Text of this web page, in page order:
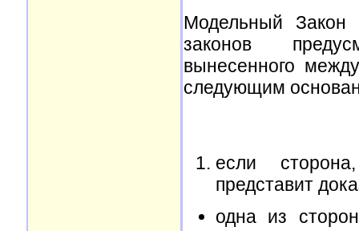
Модельный
законов
вынесенного
следующим
если
представит
одна из